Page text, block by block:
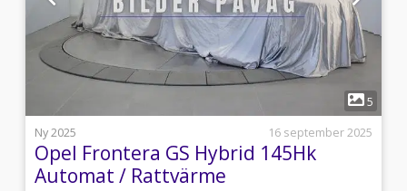
5
Ny 2025
16 september 2025
Opel Frontera GS Hybrid 145Hk
Automat / Rattvärme